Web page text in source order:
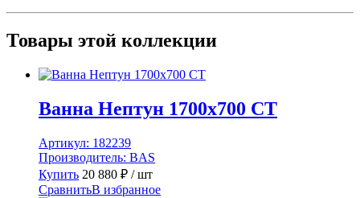
Товары этой коллекции
Ванна Нептун 1700х700 СТ
Артикул: 182239
Производитель: BAS
Купить 20 880 ₽ / шт
СравнитьВ избранное